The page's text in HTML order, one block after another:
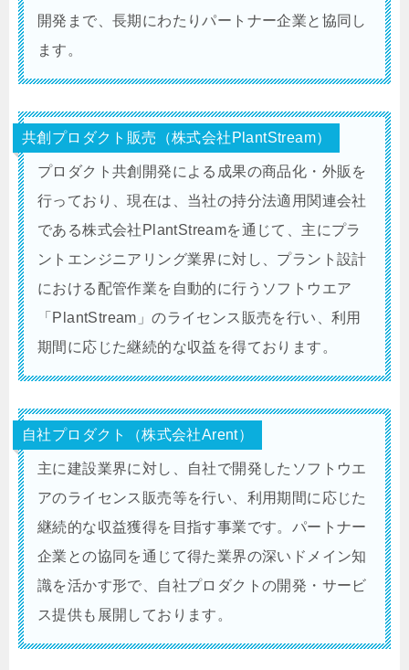
開発まで、長期にわたりパートナー企業と協同し
ます。
共創プロダクト販売（株式会社PlantStream）
プロダクト共創開発による成果の商品化・外販を
行っており、現在は、当社の持分法適用関連会社
である株式会社PlantStreamを通じて、主にプラ
ントエンジニアリング業界に対し、プラント設計
における配管作業を自動的に行うソフトウエア
「PlantStream」のライセンス販売を行い、利用
期間に応じた継続的な収益を得ております。
自社プロダクト（株式会社Arent）
主に建設業界に対し、自社で開発したソフトウエ
アのライセンス販売等を行い、利用期間に応じた
継続的な収益獲得を目指す事業です。パートナー
企業との協同を通じて得た業界の深いドメイン知
識を活かす形で、自社プロダクトの開発・サービ
ス提供も展開しております。